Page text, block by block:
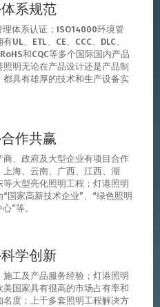
系规范
理体系认证；ISO14000环境管
UL、ETL、CE、CCC、DLC、
和CQC等多个国际国内产品
明无论在产品设计还是产品制
都具有雄厚的技术和生产设备实
作共赢
商、政府及大型企业有项目合作
上海、云南、广西、江西、湖
等大型亮化照明工程；灯港照明
国家高新技术企业”、“绿色照明
”等。
学创新
施工及产品服务经验；灯港照明
美国家具有很高的市场占有率和
名度；上千多套照明工程解决方